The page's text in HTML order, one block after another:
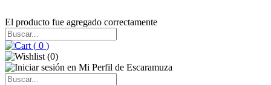
El producto fue agregado correctamente
( 0 )
(0)